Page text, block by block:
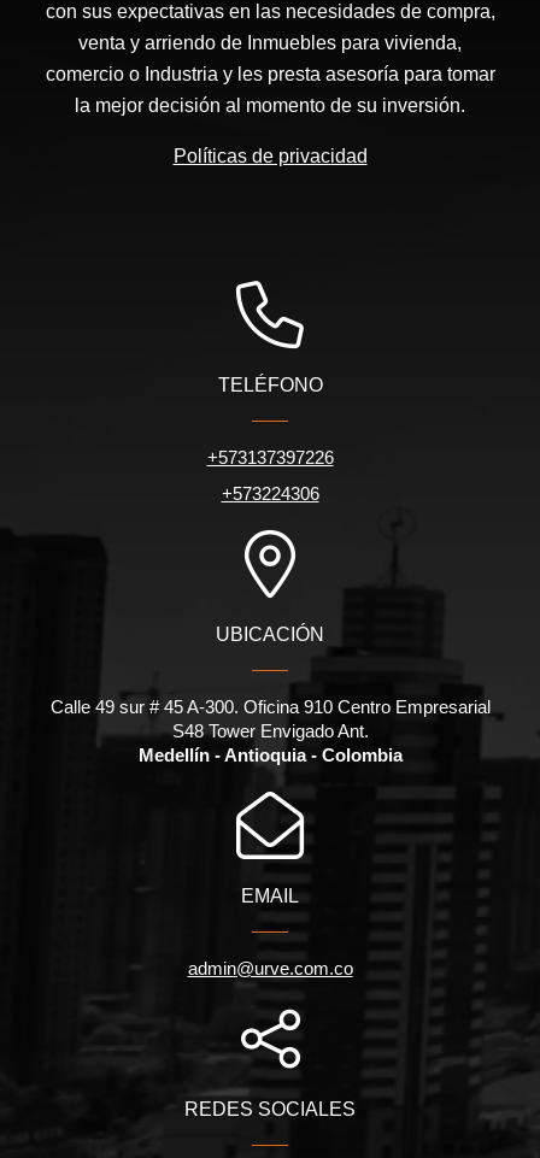
con sus expectativas en las necesidades de compra,
venta y arriendo de Inmuebles para vivienda,
comercio o Industria y les presta asesoría para tomar
la mejor decisión al momento de su inversión.
Políticas de privacidad
TELÉFONO
+573137397226
+573224306
UBICACIÓN
Calle 49 sur # 45 A-300. Oficina 910 Centro Empresarial
S48 Tower Envigado Ant.
Medellín - Antioquia - Colombia
EMAIL
admin@urve.com.co
REDES SOCIALES